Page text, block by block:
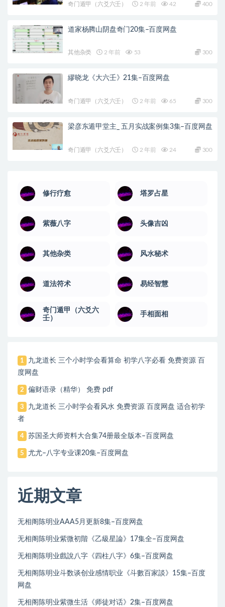
奇门遁甲（六爻六壬） 2 年前 42 400
道家杨腾山阴盘奇门20集–百度网盘
其他杂类 2 年前 53 300
繆晓龙《大六壬》21集–百度网盘
奇门遁甲（六爻六壬） 2 年前 65 300
梁彦东遁甲堂主_ 五月实战案例集3集–百度网盘
奇门遁甲（六爻六壬） 2 年前 24 300
修行疗愈 塔罗占星
紫薇八字 头像吉凶
其他杂类 风水秘术
道法符术 易经智慧
奇门遁甲（六爻六
壬）
手相面相
1
九龙道长 三个小时学会看算命 初学八字必看 免费资源 百
度网盘
2 偏财语录（精华） 免费 pdf
3
九龙道长 三小时学会看风水 免费资源 百度网盘 适合初学
者
4 苏国圣大师资料大合集74册最全版本–百度网盘
5 尤尤–八字专业课20集–百度网盘
近期文章
无相阁陈明业AAA5月更新8集–百度网盘
无相阁陈明业紫微初階《乙級星論》17集全–百度网盘
无相阁陈明业戲說八字《四柱八字》6集–百度网盘
无相阁陈明业斗数谈创业感情职业《斗數百家談》15集–百度
网盘
无相阁陈明业紫微生活《师徒对话》2集–百度网盘